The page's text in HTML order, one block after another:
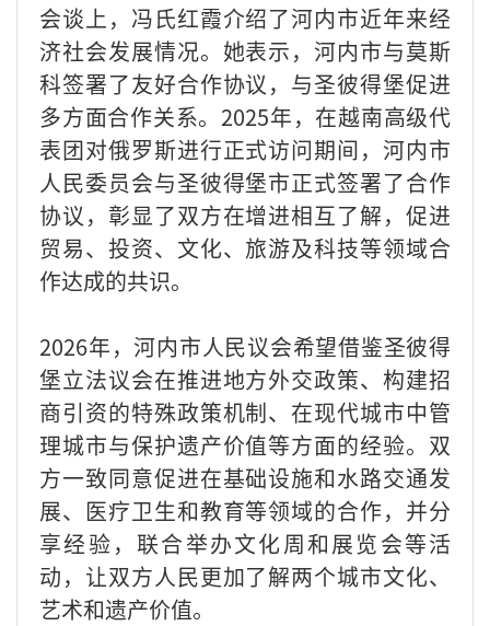
会谈上，冯氏红霞介绍了河内市近年来经
济社会发展情况。她表示，河内市与莫斯
科签署了友好合作协议，与圣彼得堡促进
多方面合作关系。2025年，在越南高级代
表团对俄罗斯进行正式访问期间，河内市
人民委员会与圣彼得堡市正式签署了合作
协议，彰显了双方在增进相互了解，促进
贸易、投资、文化、旅游及科技等领域合
作达成的共识。
2026年，河内市人民议会希望借鉴圣彼得
堡立法议会在推进地方外交政策、构建招
商引资的特殊政策机制、在现代城市中管
理城市与保护遗产价值等方面的经验。双
方一致同意促进在基础设施和水路交通发
展、医疗卫生和教育等领域的合作，并分
享经验，联合举办文化周和展览会等活
动，让双方人民更加了解两个城市文化、
艺术和遗产价值。